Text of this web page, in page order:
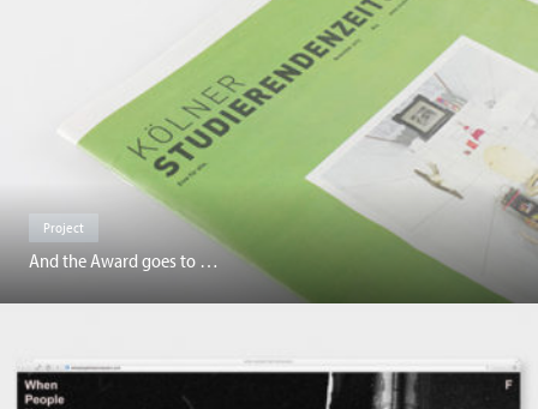
Project
And the Award goes to …